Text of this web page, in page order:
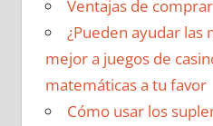
Ventajas de
¿Pueden ayudar las
mejor a juegos de
matemáticas a tu favor
Cómo usar los